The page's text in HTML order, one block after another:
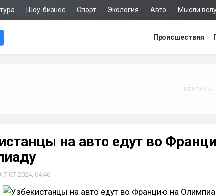
Шоу-бизнес Спорт Экология Авто Мысли
Происшествия
на авто едут во
7-07-2024, 04:46